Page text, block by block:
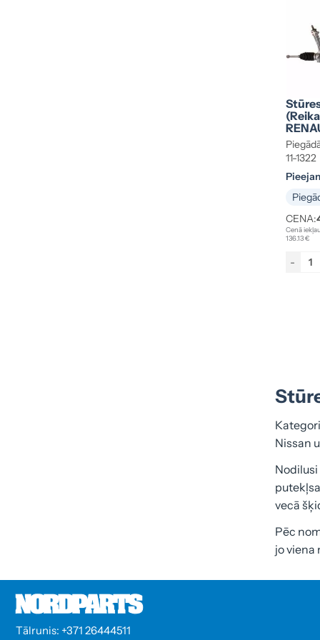
11-1322
CENA:
Cenā
136.13 €
-
Nissan
vecā
Pēc
jo viena
Tālrunis: +371 26444511